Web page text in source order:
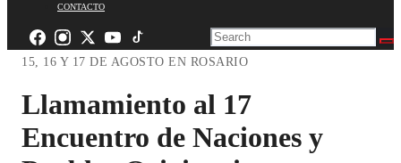
CONTACTO
15, 16 Y 17 DE AGOSTO EN ROSARIO
Llamamiento al 17
Encuentro de Naciones y